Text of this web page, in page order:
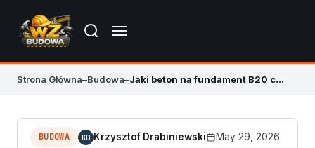
Strona Główna–Budowa– Jaki beton na fundament B20 czy B25?
BUDOWA KD Krzysztof Drabiniewski
May 29, 2026